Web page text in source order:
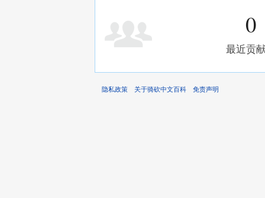
0
最近贡
隐私政策 关于骑砍中文百科 免责声明